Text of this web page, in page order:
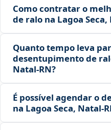
Como contratar o
de ralo na Lagoa Seca,
Quanto tempo leva
desentupimento de
Natal‑RN?
É possível agendar o
na Lagoa Seca,